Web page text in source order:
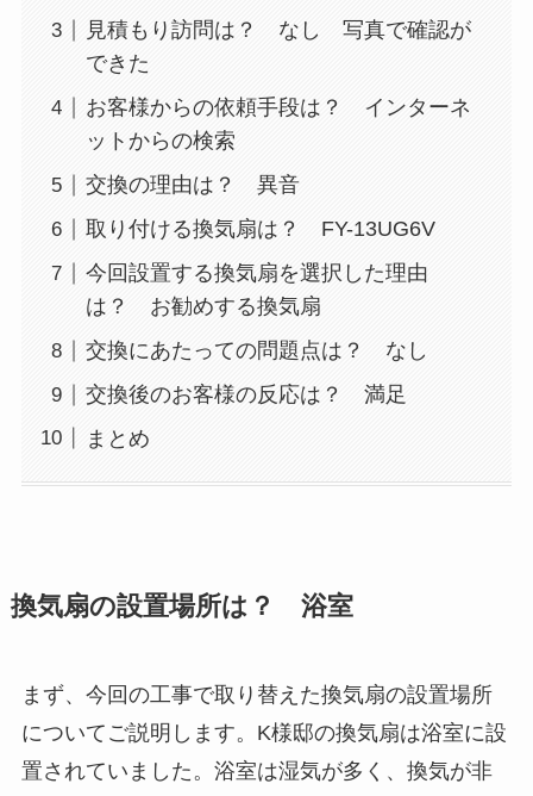
見積もり訪問は？ なし 写真で確認が
できた
お客様からの依頼手段は？ インターネ
ットからの検索
交換の理由は？ 異音
取り付ける換気扇は？ FY-13UG6V
今回設置する換気扇を選択した理由
は？ お勧めする換気扇
交換にあたっての問題点は？ なし
交換後のお客様の反応は？ 満足
まとめ
換気扇の設置場所は？ 浴室
まず、今回の工事で取り替えた換気扇の設置場所
についてご説明します。K様邸の換気扇は浴室に設
置されていました。浴室は湿気が多く、換気が非